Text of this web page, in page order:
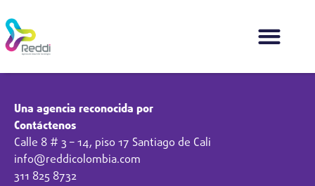
Una agencia reconocida por
Contáctenos
Calle 8 # 3 – 14, piso 17 Santiago de Cali
info@reddicolombia.com
311 825 8732